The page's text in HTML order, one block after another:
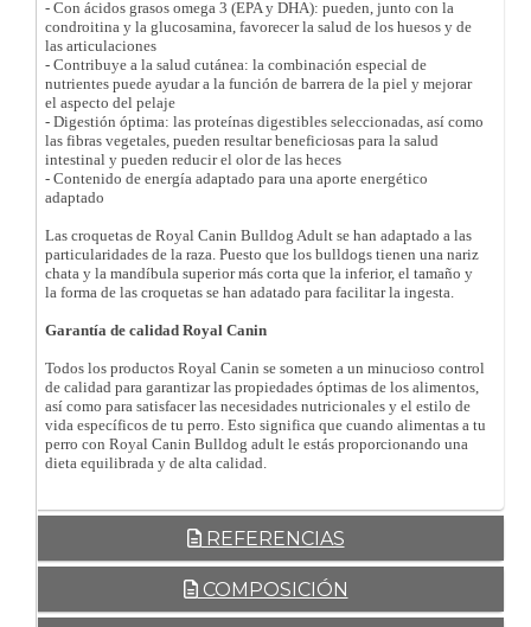
- Con ácidos grasos omega 3 (EPA y DHA): pueden, junto con la
condroitina y la glucosamina, favorecer la salud de los huesos y de
las articulaciones
- Contribuye a la salud cutánea: la combinación especial de
nutrientes puede ayudar a la función de barrera de la piel y mejorar
el aspecto del pelaje
- Digestión óptima: las proteínas digestibles seleccionadas, así como
las fibras vegetales, pueden resultar beneficiosas para la salud
intestinal y pueden reducir el olor de las heces
- Contenido de energía adaptado para una aporte energético
adaptado
Las croquetas de Royal Canin Bulldog Adult se han adaptado a las
particularidades de la raza. Puesto que los bulldogs tienen una nariz
chata y la mandíbula superior más corta que la inferior, el tamaño y
la forma de las croquetas se han adatado para facilitar la ingesta.
Garantía de calidad Royal Canin
Todos los productos Royal Canin se someten a un minucioso control
de calidad para garantizar las propiedades óptimas de los alimentos,
así como para satisfacer las necesidades nutricionales y el estilo de
vida específicos de tu perro. Esto significa que cuando alimentas a tu
perro con Royal Canin Bulldog adult le estás proporcionando una
dieta equilibrada y de alta calidad.
REFERENCIAS
COMPOSICIÓN